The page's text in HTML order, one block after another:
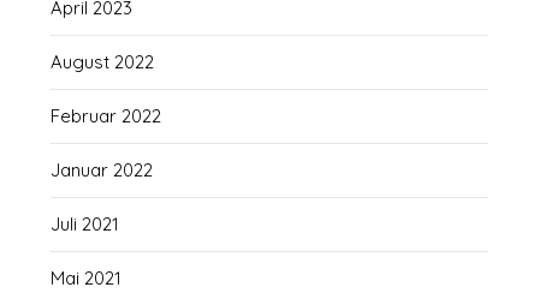
April 2023
August 2022
Februar 2022
Januar 2022
Juli 2021
Mai 2021